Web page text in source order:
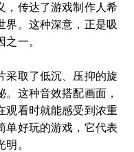
，传达了游戏制作人希
界。这种深意，正是吸
一。
采取了低沉、压抑的旋
这种音效搭配画面，
观看时就能感受到浓重
单好玩的游戏，它代表
。